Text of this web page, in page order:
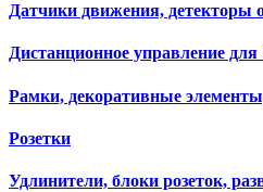
Датчики движения, детекторы
Дистанционное управление
Рамки, декоративные
Розетки
Удлинители, блоки розеток,